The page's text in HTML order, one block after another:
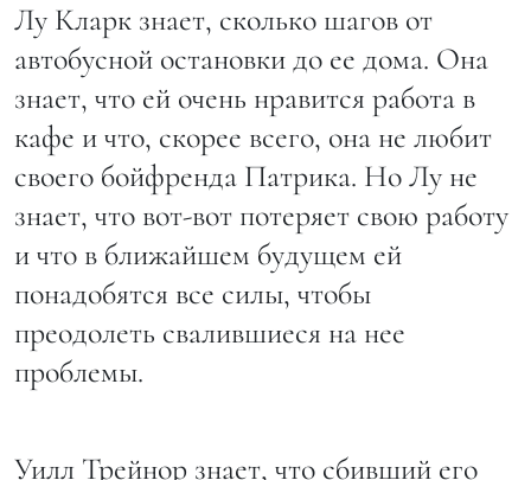
Лу Кларк знает, сколько шагов от
автобусной остановки до ее дома. Она
знает, что ей очень нравится работа в
кафе и что, скорее всего, она не любит
своего бойфренда Патрика. Но Лу не
знает, что вот-вот потеряет свою работу
и что в ближайшем будущем ей
понадобятся все силы, чтобы
преодолеть свалившиеся на нее
проблемы.
Уилл Трейнор знает, что сбивший его